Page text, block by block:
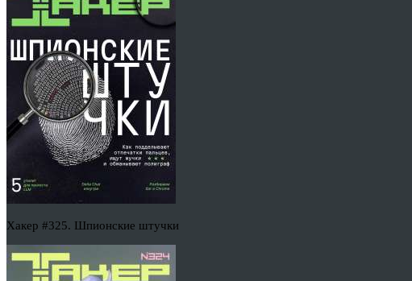
Хакер #325. Шпионские штучки